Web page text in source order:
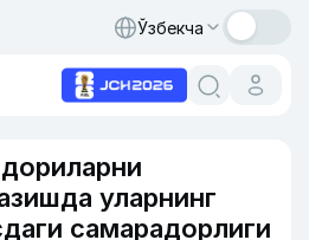
Ўзбекча
уларнинг
самарадорлиги